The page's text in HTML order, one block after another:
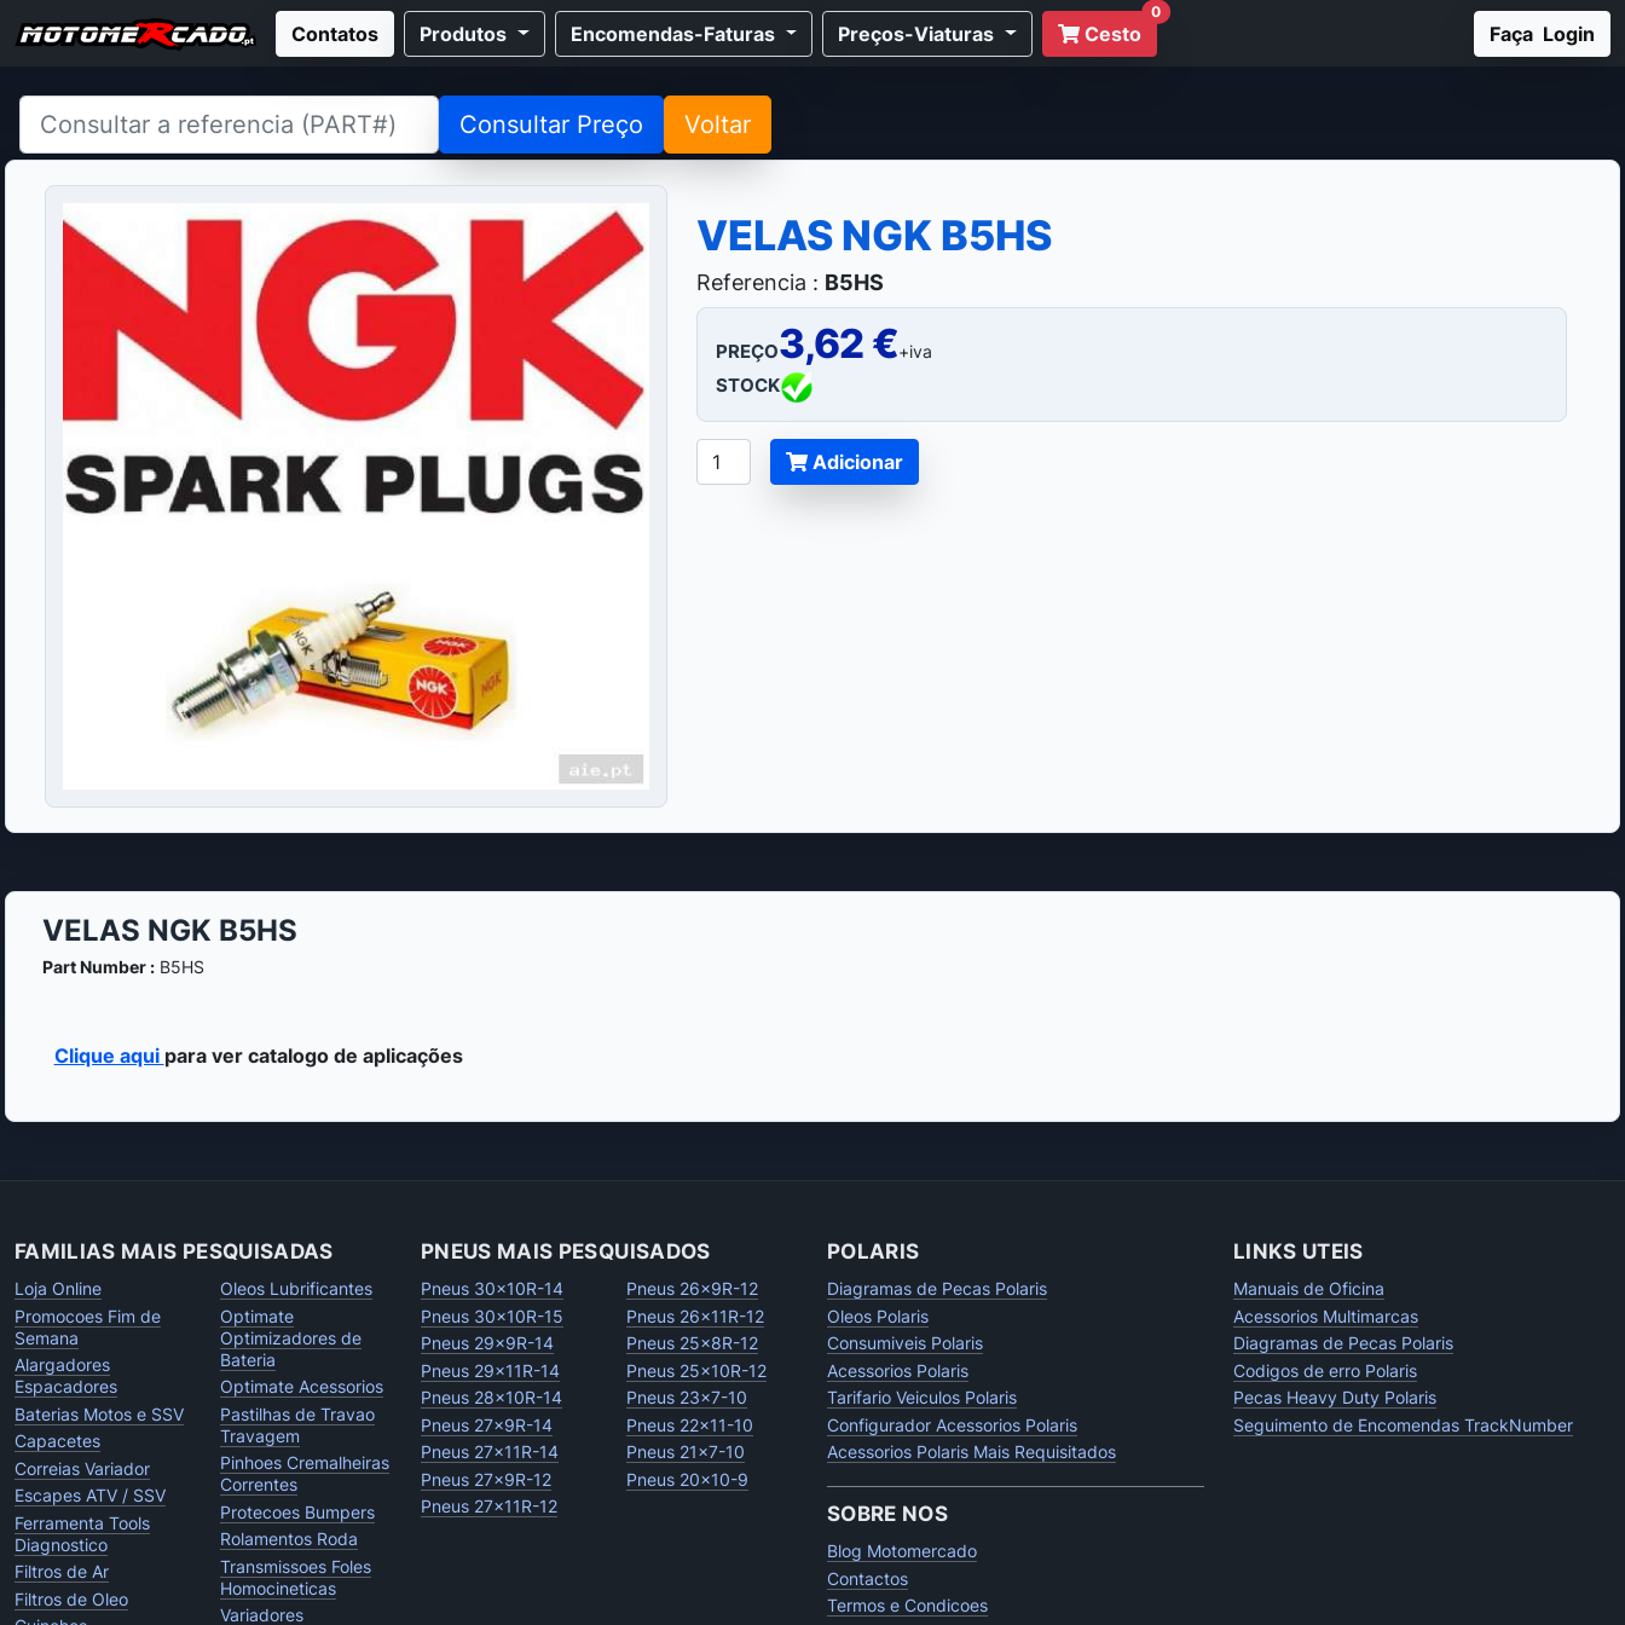
Contatos Produtos Encomendas-Faturas Preços-Viaturas Cesto
0
Faça Login
Consultar Preço Voltar
VELAS NGK B5HS
Referencia : B5HS
PREÇO3,62 €+iva
STOCK
Adicionar
VELAS NGK B5HS
Part Number :B5HS
Clique aqui para ver catalogo de aplicações
FAMILIAS MAIS PESQUISADAS
Loja Online
Promocoes Fim de
Semana
Alargadores
Espacadores
Baterias Motos e SSV
Capacetes
Correias Variador
Escapes ATV / SSV
Ferramenta Tools
Diagnostico
Filtros de Ar
Filtros de Oleo
Oleos Lubrificantes
Optimate
Optimizadores de
Bateria
Optimate Acessorios
Pastilhas de Travao
Travagem
Pinhoes Cremalheiras
Correntes
Protecoes Bumpers
Rolamentos Roda
Transmissoes Foles
Homocineticas
Variadores
PNEUS MAIS PESQUISADOS
Pneus 30x10R-14
Pneus 30x10R-15
Pneus 29x9R-14
Pneus 29x11R-14
Pneus 28x10R-14
Pneus 27x9R-14
Pneus 27x11R-14
Pneus 27x9R-12
Pneus 27x11R-12
Pneus 26x9R-12
Pneus 26x11R-12
Pneus 25x8R-12
Pneus 25x10R-12
Pneus 23x7-10
Pneus 22x11-10
Pneus 21x7-10
Pneus 20x10-9
POLARIS
Diagramas de Pecas Polaris
Oleos Polaris
Consumiveis Polaris
Acessorios Polaris
Tarifario Veiculos Polaris
Configurador Acessorios Polaris
Acessorios Polaris Mais Requisitados
SOBRE NOS
Blog Motomercado
Contactos
Termos e Condicoes
LINKS UTEIS
Manuais de Oficina
Acessorios Multimarcas
Diagramas de Pecas Polaris
Codigos de erro Polaris
Pecas Heavy Duty Polaris
Seguimento de Encomendas TrackNumber